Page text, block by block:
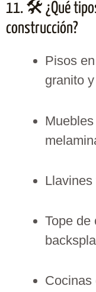
11. 🛠️ ¿Qué
construcción?
Pisos
granito
Llavines
Tope de
Cocinas